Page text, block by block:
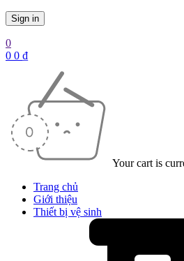
0
0 0 ₫
Your cart is
Trang chủ
Giới thiệu
Thiết bị vệ sinh